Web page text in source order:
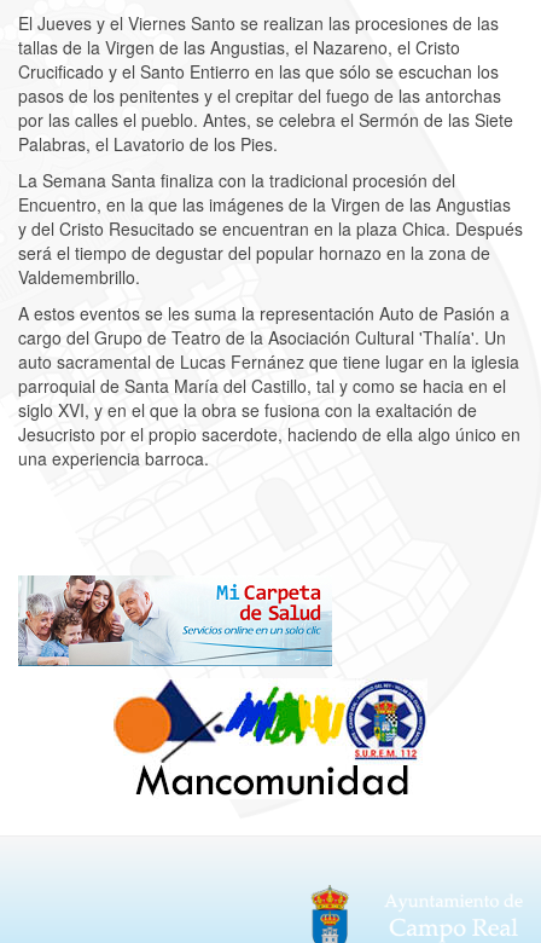
El Jueves y el Viernes Santo se realizan las procesiones de las
tallas de la Virgen de las Angustias, el Nazareno, el Cristo
Crucificado y el Santo Entierro en las que sólo se escuchan los
pasos de los penitentes y el crepitar del fuego de las antorchas
por las calles el pueblo. Antes, se celebra el Sermón de las Siete
Palabras, el Lavatorio de los Pies.
La Semana Santa finaliza con la tradicional procesión del
Encuentro, en la que las imágenes de la Virgen de las Angustias
y del Cristo Resucitado se encuentran en la plaza Chica. Después
será el tiempo de degustar del popular hornazo en la zona de
Valdemembrillo.
A estos eventos se les suma la representación Auto de Pasión a
cargo del Grupo de Teatro de la Asociación Cultural 'Thalía'. Un
auto sacramental de Lucas Fernánez que tiene lugar en la iglesia
parroquial de Santa María del Castillo, tal y como se hacia en el
siglo XVI, y en el que la obra se fusiona con la exaltación de
Jesucristo por el propio sacerdote, haciendo de ella algo único en
una experiencia barroca.